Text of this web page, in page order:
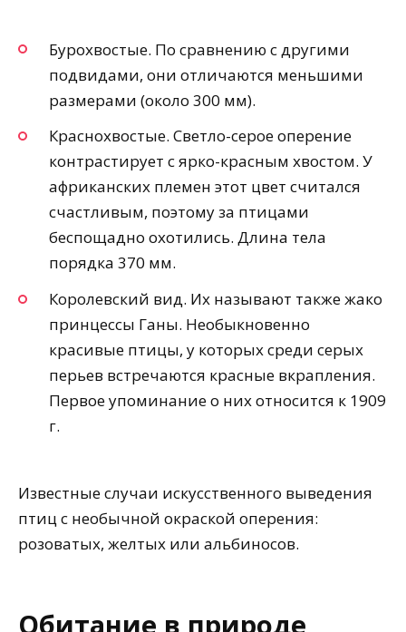
Бурохвостые. По сравнению с другими
подвидами, они отличаются меньшими
размерами (около 300 мм).
Краснохвостые. Светло-серое оперение
контрастирует с ярко-красным хвостом. У
африканских племен этот цвет считался
счастливым, поэтому за птицами
беспощадно охотились. Длина тела
порядка 370 мм.
Королевский вид. Их называют также жако
принцессы Ганы. Необыкновенно
красивые птицы, у которых среди серых
перьев встречаются красные вкрапления.
Первое упоминание о них относится к 1909
г.
Известные случаи искусственного выведения
птиц с необычной окраской оперения:
розоватых, желтых или альбиносов.
Обитание в природе